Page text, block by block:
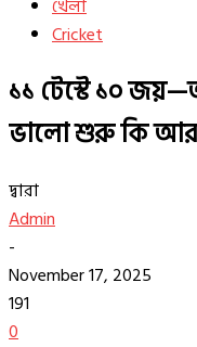
খেলা
Cricket
১১ টেস্টে ১০
ভালো শুরু কি
দ্বারা
Admin
-
November 17, 2025
191
0